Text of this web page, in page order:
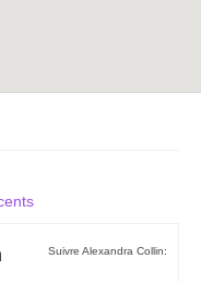
Suivre Alexandra Collin: